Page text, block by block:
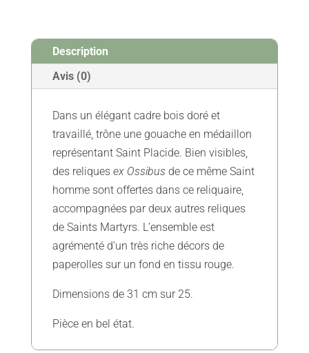
XVIIIe
-
Vendu
Description
Avis (0)
Dans un élégant cadre bois doré et
travaillé, trône une gouache en médaillon
représentant Saint Placide. Bien visibles,
des reliques ex Ossibus de ce même Saint
homme sont offertes dans ce reliquaire,
accompagnées par deux autres reliques
de Saints Martyrs. L’ensemble est
agrémenté d’un très riche décors de
paperolles sur un fond en tissu rouge.
Dimensions de 31 cm sur 25.
Pièce en bel état.